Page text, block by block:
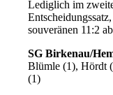
Lediglich im
souveränen 11:2
SG Birkenau/
Blümle (1), Hördt
(1)